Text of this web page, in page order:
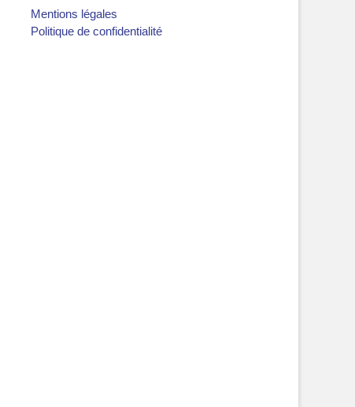
Mentions légales
Politique de confidentialité